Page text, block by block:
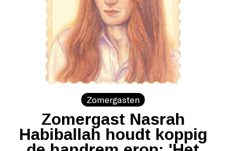
Zomergasten
Zomergast Nasrah
Habiballah houdt koppig